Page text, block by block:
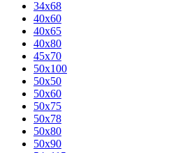
34x68
40x60
40x65
40x80
45x70
50x100
50x50
50x60
50x75
50x78
50x80
50x90